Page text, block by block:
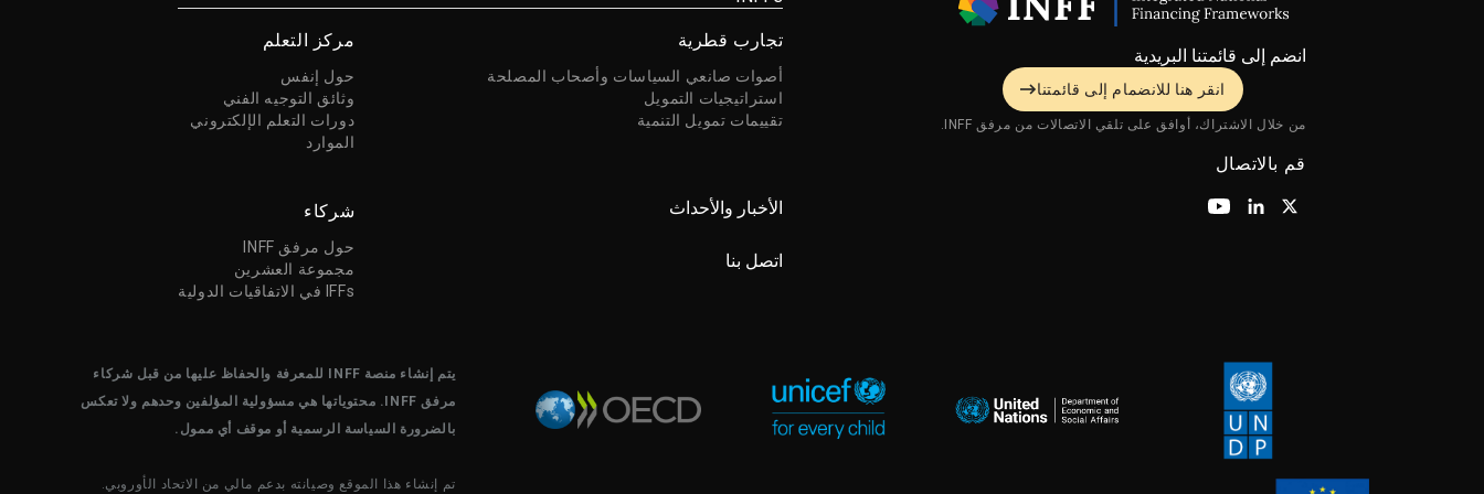
انضم إلى قائمتنا البريدية
انقر هنا للانضمام إلى قائمتنا
من خلال الاشتراك، أوافق على تلقي الاتصالات من مرفق INFF.
قم بالاتصال
تجارب قطرية
أصوات صانعي السياسات وأصحاب المصلحة
استراتيجيات التمويل
تقييمات تمويل التنمية
مركز التعلم
حول إنفس
وثائق التوجيه الفني
دورات التعلم الإلكتروني
الموارد
الأخبار والأحداث شركاء
حول مرفق INFF
مجموعة العشرين
IFFs في الاتفاقيات الدولية
اتصل بنا
يتم إنشاء منصة INFF للمعرفة والحفاظ عليها من قبل شركاء
مرفق INFF. محتوياتها هي مسؤولية المؤلفين وحدهم ولا تعكس
بالضرورة السياسة الرسمية أو موقف أي ممول.
تم إنشاء هذا الموقع وصيانته بدعم مالي من الاتحاد الأوروبي.